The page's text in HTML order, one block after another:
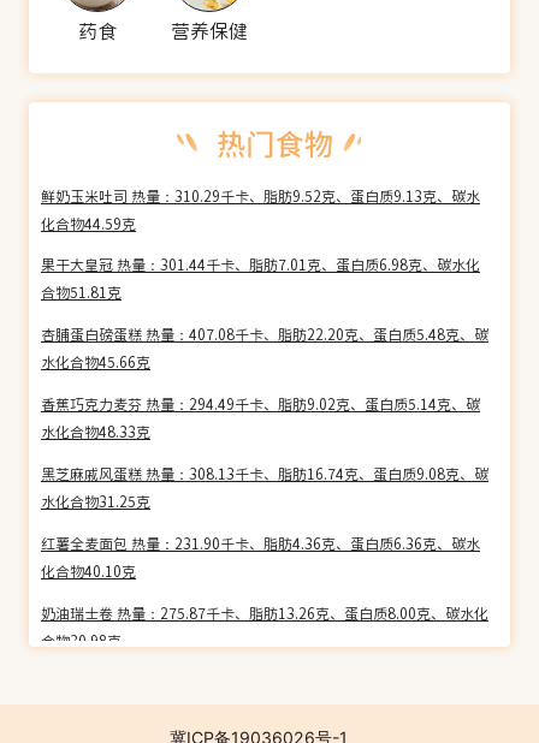
药食 营养保健
鲜奶玉米吐司 热量：310.29千卡、脂肪9.52克、蛋白质9.13克、碳水
化合物44.59克
果干大皇冠 热量：301.44千卡、脂肪7.01克、蛋白质6.98克、碳水化
合物51.81克
杏脯蛋白磅蛋糕 热量：407.08千卡、脂肪22.20克、蛋白质5.48克、碳
水化合物45.66克
香蕉巧克力麦芬 热量：294.49千卡、脂肪9.02克、蛋白质5.14克、碳
水化合物48.33克
黑芝麻戚风蛋糕 热量：308.13千卡、脂肪16.74克、蛋白质9.08克、碳
水化合物31.25克
红薯全麦面包 热量：231.90千卡、脂肪4.36克、蛋白质6.36克、碳水
化合物40.10克
奶油瑞士卷 热量：275.87千卡、脂肪13.26克、蛋白质8.00克、碳水化
合物30.98克
合物34.72克
冀ICP备19036026号-1